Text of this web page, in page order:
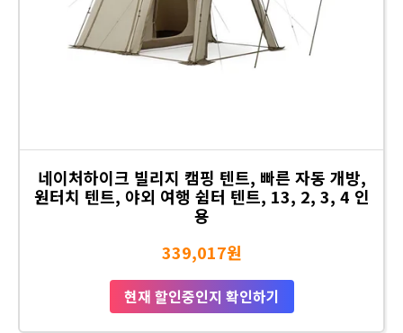
네이처하이크 빌리지 캠핑 텐트, 빠른 자동 개방,
원터치 텐트, 야외 여행 쉼터 텐트, 13, 2, 3, 4 인
용
339,017원
현재 할인중인지 확인하기